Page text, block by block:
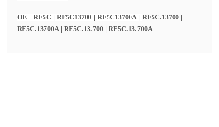
OE - RF5C | RF5C13700 | RF5C13700A | RF5C.13700 |
RF5C.13700A | RF5C.13.700 | RF5C.13.700A